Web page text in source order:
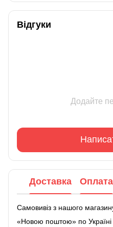
Відгуки
Додайте
Доставка Оплата
Самовивіз з нашого
«Новою поштою» по Україні